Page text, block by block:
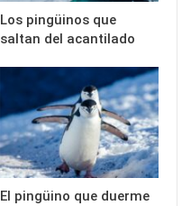
Los pingüinos que
saltan del acantilado
El pingüino que duerme